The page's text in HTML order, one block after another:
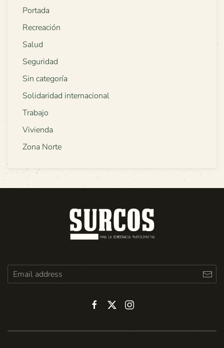
Portada
Recreación
Salud
Seguridad
Sin categoría
Solidaridad internacional
Trabajo
Vivienda
Zona Norte